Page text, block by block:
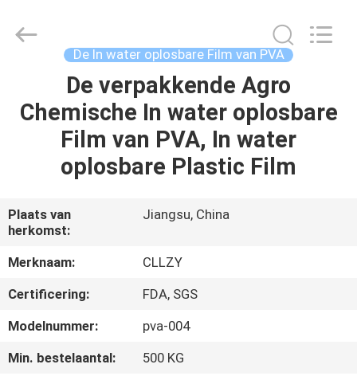
PRODUCTEN
ONS
FABRIEKSTOCHT
KWALITEITSCONTROLE
NIEUWS
Greencradleland
Macromolecule
De In water oplosbare Film van PVA
De verpakkende Agro
Chemische In water oplosbare
Film van PVA, In water
oplosbare Plastic Film
Plaats van
herkomst:
Jiangsu, China
Merknaam:
CLLZY
Certificering:
FDA, SGS
Modelnummer:
pva-004
Min. bestelaantal:
500 KG